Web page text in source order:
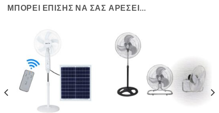
ΜΠΟΡΕΊ ΕΠΊΣΗΣ ΝΑ ΣΑΣ ΑΡΈΣΕΙ…